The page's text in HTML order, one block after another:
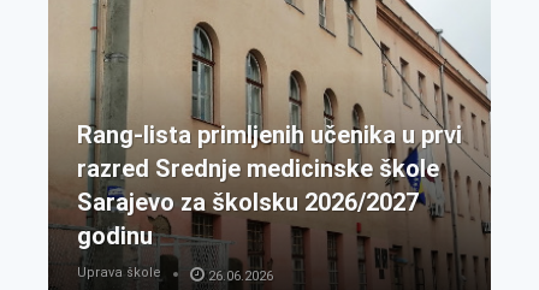
Rang-lista primljenih učenika u prvi
razred Srednje medicinske škole
Sarajevo za školsku 2026/2027
godinu
Uprava škole 26.06.2026